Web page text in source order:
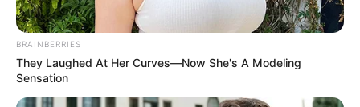
BRAINBERRIES
They Laughed At Her Curves—Now She's A Modeling
Sensation